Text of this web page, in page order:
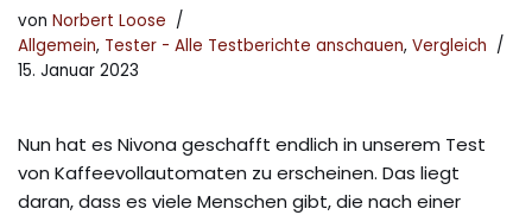
von Norbert Loose
Allgemein, Tester - Alle Testberichte anschauen, Vergleich
15. Januar 2023
Nun hat es Nivona geschafft endlich in unserem Test
von Kaffeevollautomaten zu erscheinen. Das liegt
daran, dass es viele Menschen gibt, die nach einer